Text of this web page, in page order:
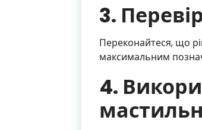
3.
Переконайтеся, що
максимальним
4.